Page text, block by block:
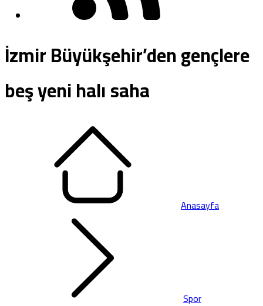
İzmir Büyükşehir’den gençlere
beş yeni halı saha
Anasayfa
Spor